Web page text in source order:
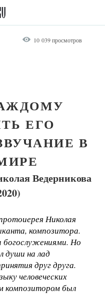
10 039 просмотров
ЕГО
В
Ведерникова
Николая
композитора.
богослужениями. Но
души на лад
друг друга.
человеческих
композитором был